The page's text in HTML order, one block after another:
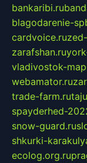
bankaribi.ru
blagodarenie-
cardvoice.ru
zarafshan.ru
vladivostok-
webamator.ru
trade-farm.ru
spayderhed-
snow-guard.ru
shkurki-
ecolog.org.ru